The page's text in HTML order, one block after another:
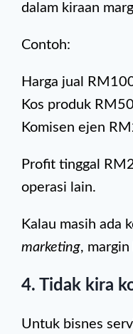
dalam kiraan
Contoh:
Harga jual
Kos produk RM50
Komisen ejen
Profit tinggal
operasi lain.
Kalau masih ada
marketing,
4. Tidak kira
Untuk bisnes